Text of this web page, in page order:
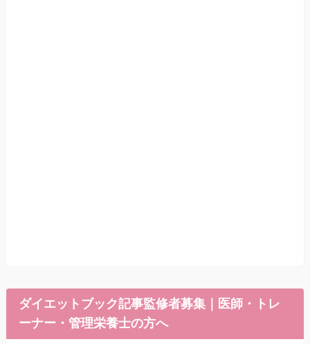
ダイエットブック記事監修者募集｜医師・トレ
ーナー・管理栄養士の方へ